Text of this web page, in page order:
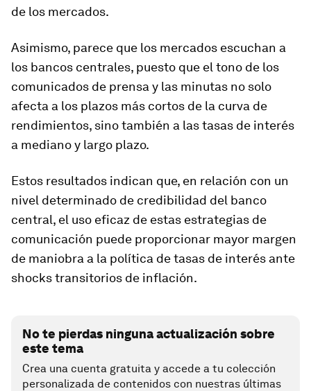
de los mercados.
Asimismo, parece que los mercados escuchan a
los bancos centrales, puesto que el tono de los
comunicados de prensa y las minutas no solo
afecta a los plazos más cortos de la curva de
rendimientos, sino también a las tasas de interés
a mediano y largo plazo.
Estos resultados indican que, en relación con un
nivel determinado de credibilidad del banco
central, el uso eficaz de estas estrategias de
comunicación puede proporcionar mayor margen
de maniobra a la política de tasas de interés ante
shocks transitorios de inflación.
No te pierdas ninguna actualización sobre
este tema
Crea una cuenta gratuita y accede a tu colección
personalizada de contenidos con nuestras últimas